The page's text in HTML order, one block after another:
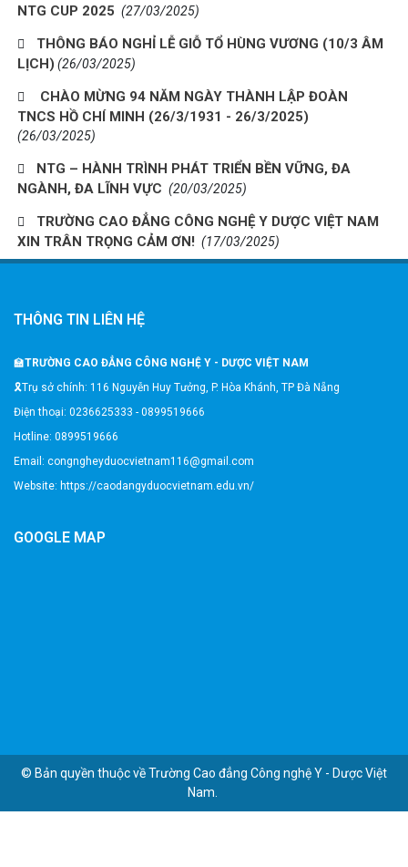
NTG CUP 2025 (27/03/2025)
THÔNG BÁO NGHỈ LỄ GIỖ TỔ HÙNG VƯƠNG (10/3 ÂM
LỊCH) (26/03/2025)
CHÀO MỪNG 94 NĂM NGÀY THÀNH LẬP ĐOÀN
TNCS HỒ CHÍ MINH (26/3/1931 - 26/3/2025)
(26/03/2025)
NTG – HÀNH TRÌNH PHÁT TRIỂN BỀN VỮNG, ĐA
NGÀNH, ĐA LĨNH VỰC (20/03/2025)
TRƯỜNG CAO ĐẲNG CÔNG NGHỆ Y DƯỢC VIỆT NAM
XIN TRÂN TRỌNG CẢM ƠN! (17/03/2025)
THÔNG TIN LIÊN HỆ
🏫TRƯỜNG CAO ĐẲNG CÔNG NGHỆ Y - DƯỢC VIỆT NAM
🎗️Trụ sở chính: 116 Nguyễn Huy Tưởng, P. Hòa Khánh, TP Đà Nẵng
Điện thoại: 0236625333 - 0899519666
Hotline: 0899519666
Email: congngheyduocvietnam116@gmail.com
Website: https://caodangyduocvietnam.edu.vn/
GOOGLE MAP
© Bản quyền thuộc vềTrường Cao đẳng Công nghệ Y - Dược Việt
Nam